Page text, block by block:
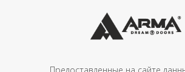
Предоставленные на сайте